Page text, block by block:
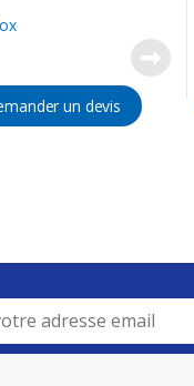
un devis